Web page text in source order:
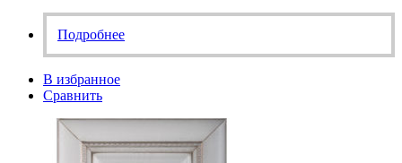
Подробнее
В избранное
Сравнить